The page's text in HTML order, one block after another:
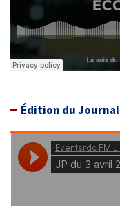
Édition du Journal